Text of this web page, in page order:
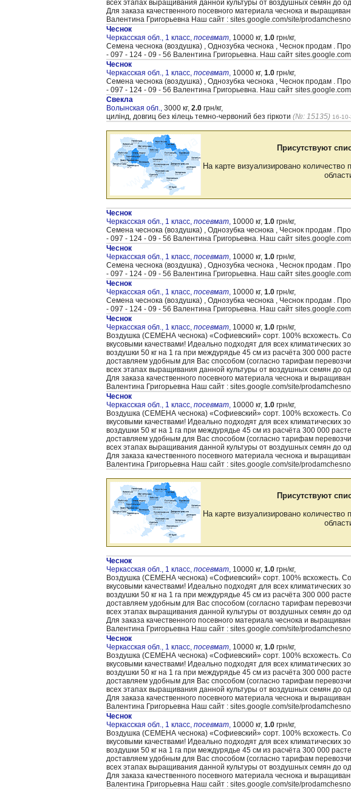
всех этапах выращивания данной культуры от воздушных семян до
Для заказа качественного посевного материала чеснока и
Валентина Григорьевна Наш сайт : sites.google.com/site/
Чеснок
Черкасская обл., 1 класс, посевмат, 10000 кг, 1.0 грн/кг,
Семена чеснока (воздушка) , Однозубка чеснока , Чеснок продам .
- 097 - 124 - 09 - 56 Валентина Григорьевна. Наш сайт
Чеснок
Черкасская обл., 1 класс, посевмат, 10000 кг, 1.0 грн/кг,
Семена чеснока (воздушка) , Однозубка чеснока , Чеснок продам .
- 097 - 124 - 09 - 56 Валентина Григорьевна. Наш сайт
Свекла
Волынская обл., 3000 кг, 2.0 грн/кг,
цилінд, довгиц без кілець темно-червоний без гіркоти (№: 15135) 16-
Присутствуют
На карте визуализировано
Чеснок
Черкасская обл., 1 класс, посевмат, 10000 кг, 1.0 грн/кг,
Семена чеснока (воздушка) , Однозубка чеснока , Чеснок продам .
- 097 - 124 - 09 - 56 Валентина Григорьевна. Наш сайт
Чеснок
Черкасская обл., 1 класс, посевмат, 10000 кг, 1.0 грн/кг,
Семена чеснока (воздушка) , Однозубка чеснока , Чеснок продам .
- 097 - 124 - 09 - 56 Валентина Григорьевна. Наш сайт
Чеснок
Черкасская обл., 1 класс, посевмат, 10000 кг, 1.0 грн/кг,
Семена чеснока (воздушка) , Однозубка чеснока , Чеснок продам .
- 097 - 124 - 09 - 56 Валентина Григорьевна. Наш сайт
Чеснок
Черкасская обл., 1 класс, посевмат, 10000 кг, 1.0 грн/кг,
Воздушка (CЕМЕНА чеснока) «Cофиевский» сорт. 100% всхожесть.
вкусовыми качествами! Идеально подходят для всех
воздушки 50 кг на 1 га при междурядье 45 см из расчёта 300 000
доставляем удобным для Вас способом (согласно тарифам
всех этапах выращивания данной культуры от воздушных семян до
Для заказа качественного посевного материала чеснока и
Валентина Григорьевна Наш сайт : sites.google.com/site/
Чеснок
Черкасская обл., 1 класс, посевмат, 10000 кг, 1.0 грн/кг,
Воздушка (CЕМЕНА чеснока) «Cофиевский» сорт. 100% всхожесть.
вкусовыми качествами! Идеально подходят для всех
воздушки 50 кг на 1 га при междурядье 45 см из расчёта 300 000
доставляем удобным для Вас способом (согласно тарифам
всех этапах выращивания данной культуры от воздушных семян до
Для заказа качественного посевного материала чеснока и
Валентина Григорьевна Наш сайт : sites.google.com/site/
Присутствуют
На карте визуализировано
Чеснок
Черкасская обл., 1 класс, посевмат, 10000 кг, 1.0 грн/кг,
Воздушка (CЕМЕНА чеснока) «Cофиевский» сорт. 100% всхожесть.
вкусовыми качествами! Идеально подходят для всех
воздушки 50 кг на 1 га при междурядье 45 см из расчёта 300 000
доставляем удобным для Вас способом (согласно тарифам
всех этапах выращивания данной культуры от воздушных семян до
Для заказа качественного посевного материала чеснока и
Валентина Григорьевна Наш сайт : sites.google.com/site/
Чеснок
Черкасская обл., 1 класс, посевмат, 10000 кг, 1.0 грн/кг,
Воздушка (CЕМЕНА чеснока) «Cофиевский» сорт. 100% всхожесть.
вкусовыми качествами! Идеально подходят для всех
воздушки 50 кг на 1 га при междурядье 45 см из расчёта 300 000
доставляем удобным для Вас способом (согласно тарифам
всех этапах выращивания данной культуры от воздушных семян до
Для заказа качественного посевного материала чеснока и
Валентина Григорьевна Наш сайт : sites.google.com/site/
Чеснок
Черкасская обл., 1 класс, посевмат, 10000 кг, 1.0 грн/кг,
Воздушка (CЕМЕНА чеснока) «Cофиевский» сорт. 100% всхожесть.
вкусовыми качествами! Идеально подходят для всех
воздушки 50 кг на 1 га при междурядье 45 см из расчёта 300 000
доставляем удобным для Вас способом (согласно тарифам
всех этапах выращивания данной культуры от воздушных семян до
Для заказа качественного посевного материала чеснока и
Валентина Григорьевна Наш сайт : sites.google.com/site/